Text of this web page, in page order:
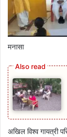
मनासा
अखिल विश्व गायत्री